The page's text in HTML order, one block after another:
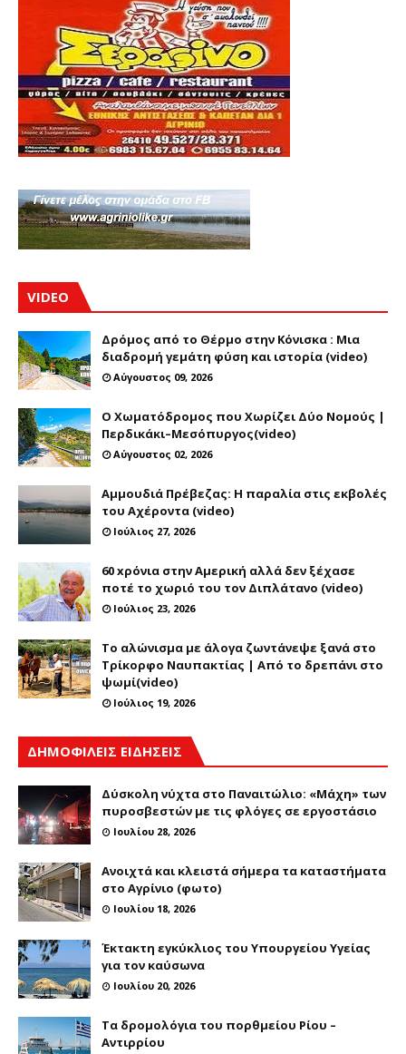
VIDEO
Δρόμος από το Θέρμο στην Κόνισκα : Μια
διαδρομή γεμάτη φύση και ιστορία (video)
Αύγουστος 09, 2026
Ο Χωματόδρομος που Χωρίζει Δύο Νομούς |
Περδικάκι–Μεσόπυργος(video)
Αύγουστος 02, 2026
Αμμουδιά Πρέβεζας: Η παραλία στις εκβολές
του Αχέροντα (video)
Ιούλιος 27, 2026
60 xρόνια στην Αμερική αλλά δεν ξέχασε
ποτέ το χωριό του τον Διπλάτανο (video)
Ιούλιος 23, 2026
Το αλώνισμα με άλογα ζωντάνεψε ξανά στο
Τρίκορφο Ναυπακτίας | Από το δρεπάνι στο
ψωμί(video)
Ιούλιος 19, 2026
ΔΗΜΟΦΙΛΕΙΣ ΕΙΔΗΣΕΙΣ
Δύσκολη νύχτα στο Παναιτώλιο: «Μάχη» των
πυροσβεστών με τις φλόγες σε εργοστάσιο
Ιουλίου 28, 2026
Ανοιχτά και κλειστά σήμερα τα καταστήματα
στο Αγρίνιο (φωτο)
Ιουλίου 18, 2026
Έκτακτη εγκύκλιος του Υπουργείου Υγείας
για τον καύσωνα
Ιουλίου 20, 2026
Τα δρομολόγια του πορθμείου Ρίου –
Αντιρρίου